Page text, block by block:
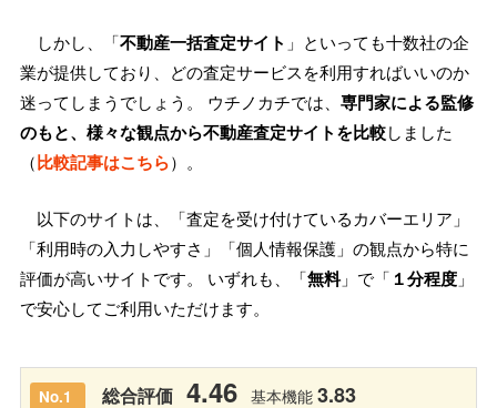
しかし、「不動産一括査定サイト 」といっても十数社の企
業が提供しており、どの査定サービスを利用すればいいのか
迷ってしまうでしょう。 ウチノカチでは、 専門家による監修
のもと、様々な観点から不動産査定サイトを比較しました
（比較記事はこちら）。
以下のサイトは、「査定を受け付けているカバーエリア」
「利用時の入力しやすさ」「個人情報保護」の観点から特に
評価が高いサイトです。 いずれも、「無料」で「 １分程度 」
で安心してご利用いただけます。